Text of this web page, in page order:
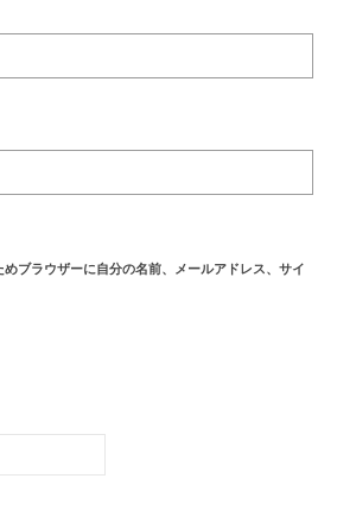
ブラウザーに自分の名前、メールアドレス、サイ